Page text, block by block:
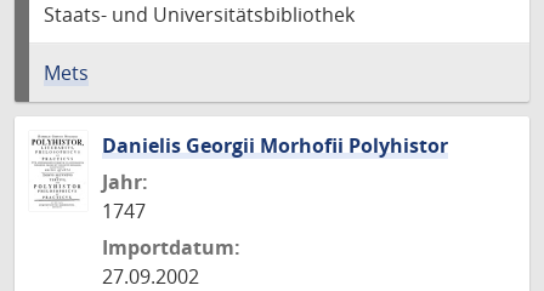
Staats- und Universitätsbibliothek
Mets
Danielis Georgii Morhofii Polyhistor
Jahr:
1747
Importdatum:
27.09.2002